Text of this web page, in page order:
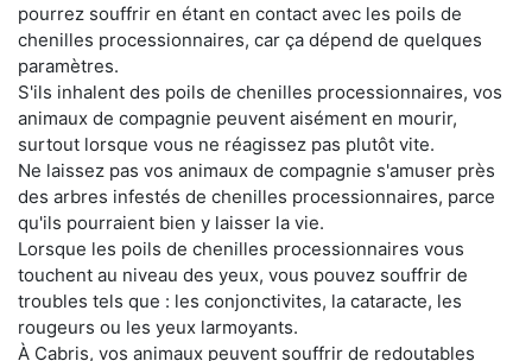
pourrez souffrir en étant en contact avec les poils de
chenilles processionnaires, car ça dépend de quelques
paramètres.
S'ils inhalent des poils de chenilles processionnaires, vos
animaux de compagnie peuvent aisément en mourir,
surtout lorsque vous ne réagissez pas plutôt vite.
Ne laissez pas vos animaux de compagnie s'amuser près
des arbres infestés de chenilles processionnaires, parce
qu'ils pourraient bien y laisser la vie.
Lorsque les poils de chenilles processionnaires vous
touchent au niveau des yeux, vous pouvez souffrir de
troubles tels que : les conjonctivites, la cataracte, les
rougeurs ou les yeux larmoyants.
À Cabris, vos animaux peuvent souffrir de redoutables